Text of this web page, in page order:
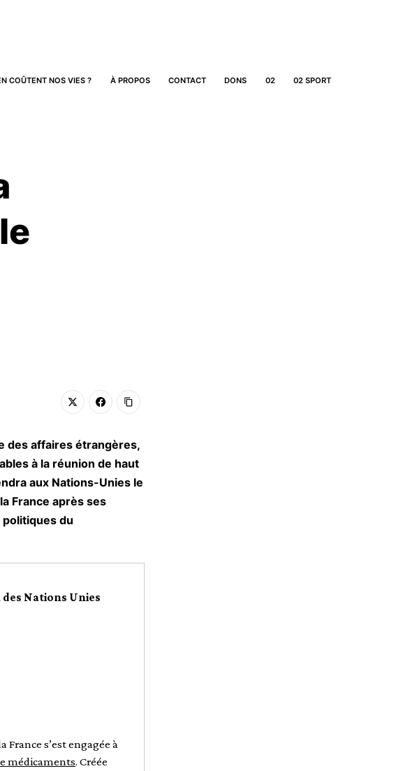
COÛTENT NOS VIES ? À PROPOS CONTACT DONS 02 02 SPORT
des affaires étrangères,
à la réunion de haut
aux Nations-Unies le
France après ses
du
Nations Unies
s’est engagée à
médicaments. Créée